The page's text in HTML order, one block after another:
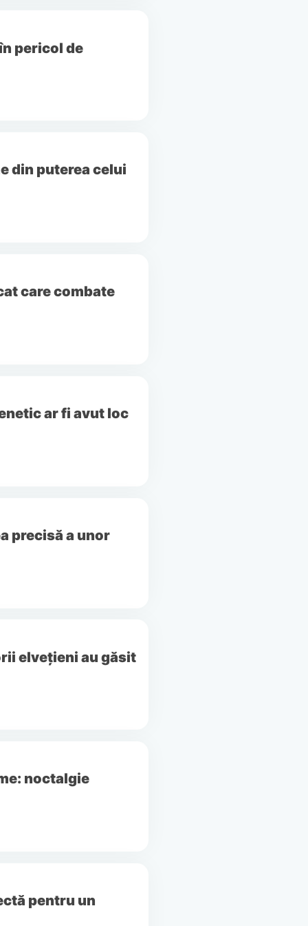
pericol de
din puterea celui
care combate
ar fi avut loc
precisă a unor
elvețieni au găsit
noctalgie
pentru un